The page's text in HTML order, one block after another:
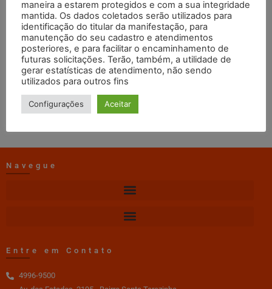
Julho
Erica TI Craisa 02/02/2024 12:05
DOWNLOAD
Navegue
Entre em Contato
4996-9500
maneira a estarem protegidos e com a sua integridade
mantida. Os dados coletados serão utilizados para
identificação do titular da manifestação, para
manutenção do seu cadastro e atendimentos
posteriores, e para facilitar o encaminhamento de
futuras solicitações. Terão, também, a utilidade de
gerar estatísticas de atendimento, não sendo
utilizados para outros fins
Configurações Aceitar